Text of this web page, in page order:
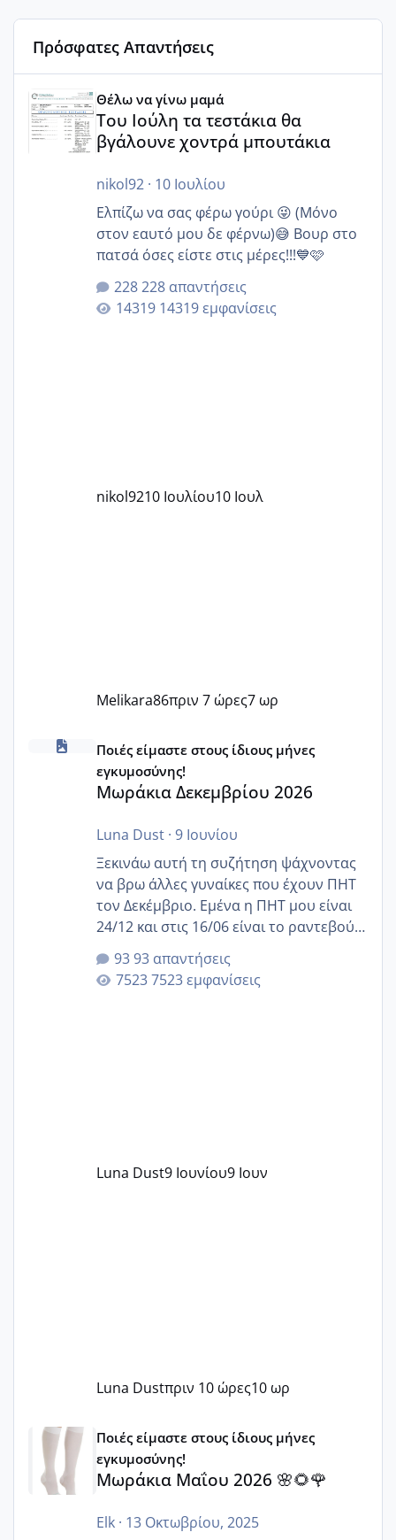
Πρόσφατες Απαντήσεις
Θέλω να γίνω μαμά
Του Ιούλη τα τεστάκια θα
βγάλουνε χοντρά μπουτάκια
nikol92· 10 Ιουλίου
Ελπίζω να σας φέρω γούρι 😜 (Μόνο
στον εαυτό μου δε φέρνω)😅 Βουρ στο
πατσά όσες είστε στις μέρες!!!💙🩷
228 απαντήσεις
14319 εμφανίσεις
nikol9210 Ιουλίου10 Ιουλ
Melikara86πριν 7 ώρες7 ωρ
Μωράκια Δεκεμβρίου 2026
Ποιές είμαστε στους ίδιους μήνες
εγκυμοσύνης!
Μωράκια Δεκεμβρίου 2026
Luna Dust· 9 Ιουνίου
Ξεκινάω αυτή τη συζήτηση ψάχνοντας
να βρω άλλες γυναίκες που έχουν ΠΗΤ
τον Δεκέμβριο. Εμένα η ΠΗΤ μου είναι
24/12 και στις 16/06 είναι το ραντεβού
της αυχενικής διαφάνειας. Έχω αρκετό
άγχος και οι μέρες δεν φαίνεται να
περνάνε με τίποτα.
93 απαντήσεις
7523 εμφανίσεις
Luna Dust9 Ιουνίου9 Ιουν
Luna Dustπριν 10 ώρες10 ωρ
Μωράκια Μαΐου 2026 🌸🌻🌹
Ποιές είμαστε στους ίδιους μήνες
εγκυμοσύνης!
Μωράκια Μαΐου 2026 🌸🌻🌹
Elk· 13 Οκτωβρίου, 2025